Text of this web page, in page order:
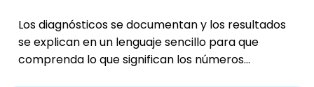
Los diagnósticos se documentan y los resultados
se explican en un lenguaje sencillo para que
comprenda lo que significan los números...